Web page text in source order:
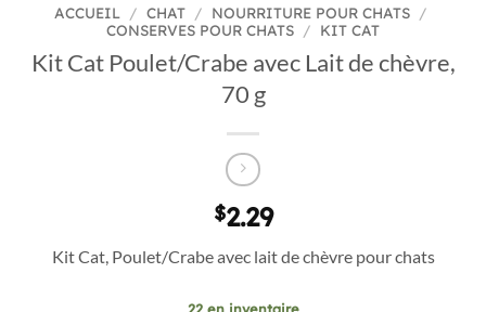
ACCUEIL / CHAT / NOURRITURE POUR CHATS /
CONSERVES POUR CHATS / KIT CAT
Kit Cat Poulet/Crabe avec Lait de chèvre,
70 g
$2.29
Kit Cat, Poulet/Crabe avec lait de chèvre pour chats